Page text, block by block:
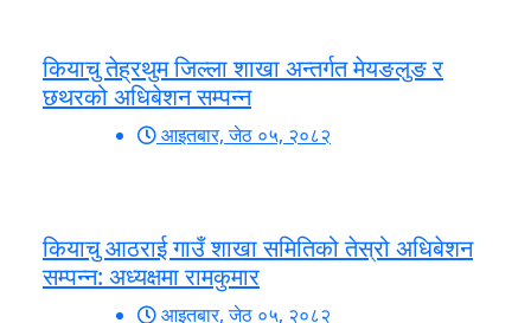
कियाचु तेह्रथुम जिल्ला शाखा अन्तर्गत मेयङलुङ र
छथरको अधिबेशन सम्पन्न
आइतबार, जेठ ०५, २०८२
कियाचु आठराई गाउँ शाखा समितिको तेस्रो अधिबेशन
सम्पन्न: अध्यक्षमा रामकुमार
आइतबार, जेठ ०५, २०८२